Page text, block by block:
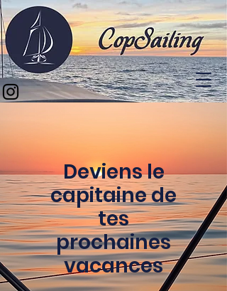
Deviens le
capitaine de
tes
prochaines
vacances